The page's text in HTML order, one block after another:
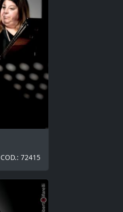
COD.: 72415